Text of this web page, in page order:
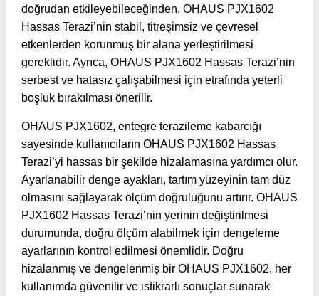
doğrudan etkileyebileceğinden, OHAUS PJX1602
Hassas Terazi’nin stabil, titreşimsiz ve çevresel
etkenlerden korunmuş bir alana yerleştirilmesi
gereklidir. Ayrıca, OHAUS PJX1602 Hassas Terazi’nin
serbest ve hatasız çalışabilmesi için etrafında yeterli
boşluk bırakılması önerilir.
OHAUS PJX1602, entegre terazileme kabarcığı
sayesinde kullanıcıların OHAUS PJX1602 Hassas
Terazi’yi hassas bir şekilde hizalamasına yardımcı olur.
Ayarlanabilir denge ayakları, tartım yüzeyinin tam düz
olmasını sağlayarak ölçüm doğruluğunu artırır. OHAUS
PJX1602 Hassas Terazi’nin yerinin değiştirilmesi
durumunda, doğru ölçüm alabilmek için dengeleme
ayarlarının kontrol edilmesi önemlidir. Doğru
hizalanmış ve dengelenmiş bir OHAUS PJX1602, her
kullanımda güvenilir ve istikrarlı sonuçlar sunarak